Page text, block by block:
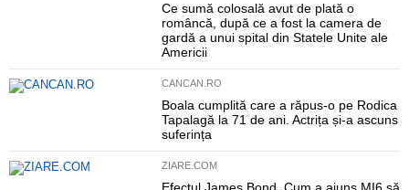
Ce sumă colosală avut de plată o
româncă, după ce a fost la camera de
gardă a unui spital din Statele Unite ale
Americii
CANCAN.RO
Boala cumplită care a răpus-o pe Rodica
Tapalagă la 71 de ani. Actrița și-a ascuns
suferința
ZIARE.COM